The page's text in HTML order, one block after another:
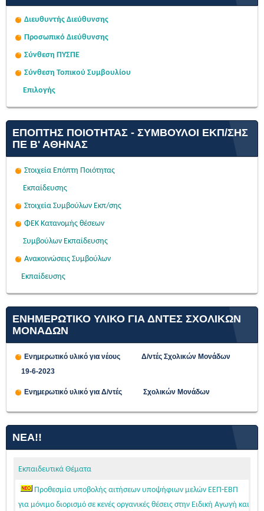
Διευθυντής Διεύθυνσης
Προσωπικό Διεύθυνσης
Σύνθεση ΠΥΣΠΕ
Σύνθεση Τοπικού Συμβουλίου
Επιλογής
ΕΠΌΠΤΗΣ ΠΟΙΌΤΗΤΑΣ - ΣΎΜΒΟΥΛΟΙ ΕΚΠ/ΣΗΣ
ΠΕ Β' ΑΘΉΝΑΣ
Στοιχεία Επόπτη Ποιότητας
Εκπαίδευσης
Στοιχεία Συμβούλων Εκπ/σης
ΦΕΚ Κατανομής θέσεων
Συμβούλων Εκπαίδευσης
Ανακοινώσεις Συμβούλων
Εκπαίδευσης
ΕΝΗΜΕΡΩΤΙΚΟ ΥΛΙΚΟ ΓΙΑ ΔΝΤΕΣ ΣΧΟΛΙΚΩΝ
ΜΟΝΑΔΩΝ
Ενημερωτικό υλικό για νέους Δ/ντές Σχολικών Μονάδων
19-6-2023
Ενημερωτικό υλικό για Δ/ντές Σχολικών Μονάδων
ΝΈΑ!!
Εκπαιδευτικά Θέματα
Προθεσμία υποβολής αιτήσεων υποψήφιων μελών ΕΕΠ-ΕΒΠ
για μόνιμο διορισμό σε κενές οργανικές θέσεις στην Ειδική Αγωγή και